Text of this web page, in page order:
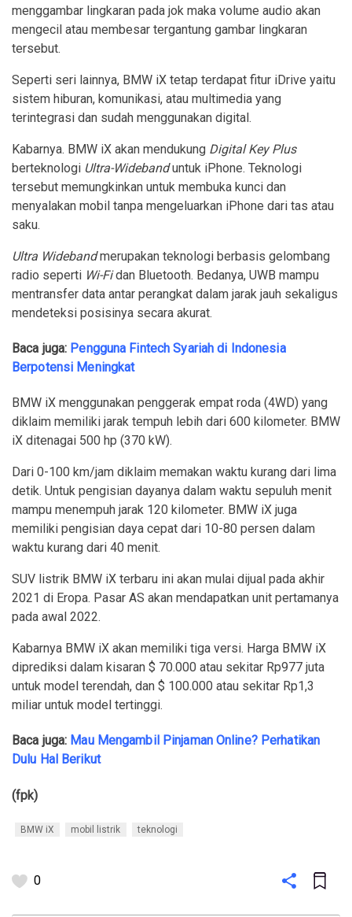
menggambar lingkaran pada jok maka volume audio akan
mengecil atau membesar tergantung gambar lingkaran
tersebut.
Seperti seri lainnya, BMW iX tetap terdapat fitur iDrive yaitu
sistem hiburan, komunikasi, atau multimedia yang
terintegrasi dan sudah menggunakan digital.
Kabarnya. BMW iX akan mendukung Digital Key Plus
berteknologi Ultra-Widebanduntuk iPhone. Teknologi
tersebut memungkinkan untuk membuka kunci dan
menyalakan mobil tanpa mengeluarkan iPhone dari tas atau
saku.
Ultra Widebandmerupakan teknologi berbasis gelombang
radio seperti Wi-Fidan Bluetooth. Bedanya, UWB mampu
mentransfer data antar perangkat dalam jarak jauh sekaligus
mendeteksi posisinya secara akurat.
Baca juga: Pengguna Fintech Syariah di Indonesia
Berpotensi Meningkat
BMW iX menggunakan penggerak empat roda (4WD) yang
diklaim memiliki jarak tempuh lebih dari 600 kilometer. BMW
iX ditenagai 500 hp (370 kW).
Dari 0-100 km/jam diklaim memakan waktu kurang dari lima
detik. Untuk pengisian dayanya dalam waktu sepuluh menit
mampu menempuh jarak 120 kilometer. BMW iX juga
memiliki pengisian daya cepat dari 10-80 persen dalam
waktu kurang dari 40 menit.
SUV listrik BMW iX terbaru ini akan mulai dijual pada akhir
2021 di Eropa. Pasar AS akan mendapatkan unit pertamanya
pada awal 2022.
Kabarnya BMW iX akan memiliki tiga versi. Harga BMW iX
diprediksi dalam kisaran $ 70.000 atau sekitar Rp977 juta
untuk model terendah, dan $ 100.000 atau sekitar Rp1,3
miliar untuk model tertinggi.
Baca juga: Mau Mengambil Pinjaman Online? Perhatikan
Dulu Hal Berikut
(fpk)
BMW iX mobil listrik teknologi
0